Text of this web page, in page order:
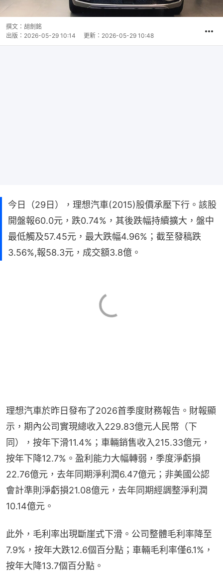
撰文： 胡劍銘
出版： 2026-05-29 10:14 更新： 2026-05-29 10:48
今日（29日），理想汽車(2015)股價承壓下行。該股
開盤報60.0元，跌0.74%，其後跌幅持續擴大，盤中
最低觸及57.45元，最大跌幅4.96%；截至發稿跌
3.56%,報58.3元，成交額3.8億。
理想汽車於昨日發布了2026首季度財務報告。財報顯
示，期內公司實現總收入229.83億元人民幣（下
同），按年下滑11.4%；車輛銷售收入215.33億元，
按年下降12.7%。盈利能力大幅轉弱，季度淨虧損
22.76億元，去年同期淨利潤6.47億元；非美國公認
會計準則淨虧損21.08億元，去年同期經調整淨利潤
10.14億元。
此外，毛利率出現斷崖式下滑。公司整體毛利率降至
7.9%，按年大跌12.6個百分點；車輛毛利率僅6.1%，
按年大降13.7個百分點。